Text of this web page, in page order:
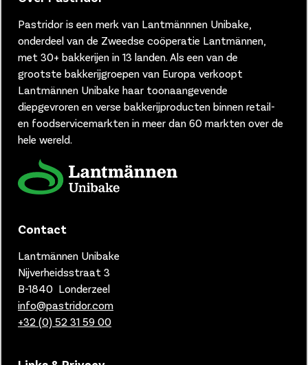
Pastridor is een merk van Lantmännnen Unibake,
onderdeel van de Zweedse coöperatie Lantmännen,
met 30+ bakkerijen in 13 landen. Als een van de
grootste bakkerijgroepen van Europa verkoopt
Lantmännen Unibake haar toonaangevende
diepgevroren en verse bakkerijproducten binnen retail-
en foodservicemarkten in meer dan 60 markten over de
hele wereld.
Contact
Lantmännen Unibake
Nijverheidsstraat 3
B-1840 Londerzeel
info@pastridor.com
+32 (0) 52 31 59 00